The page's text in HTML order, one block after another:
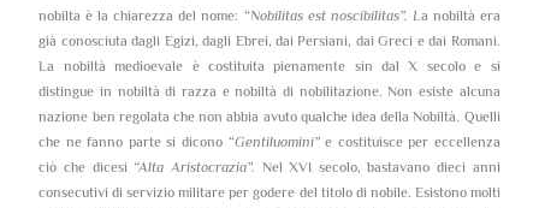
nobilta è la chiarezza del nome: “Nobilitas est noscibilitas”. La nobiltà era
già conosciuta dagli Egizi, dagli Ebrei, dai Persiani, dai Greci e dai Romani.
La nobiltà medioevale è costituita pienamente sin dal X secolo e si
distingue in nobiltà di razza e nobiltà di nobilitazione. Non esiste alcuna
nazione ben regolata che non abbia avuto qualche idea della Nobiltà. Quelli
che ne fanno parte si dicono “Gentiluomini”e costituisce per eccellenza
ciò che dicesi “Alta Aristocrazia”. Nel XVI secolo, bastavano dieci anni
consecutivi di servizio militare per godere del titolo di nobile. Esistono molti